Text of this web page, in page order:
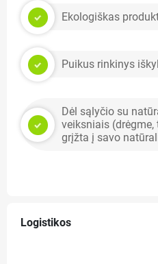
Ekologiškas
Puikus rinkinys
Dėl sąlyčio su
veiksniais
grįžta į savo
Logistikos